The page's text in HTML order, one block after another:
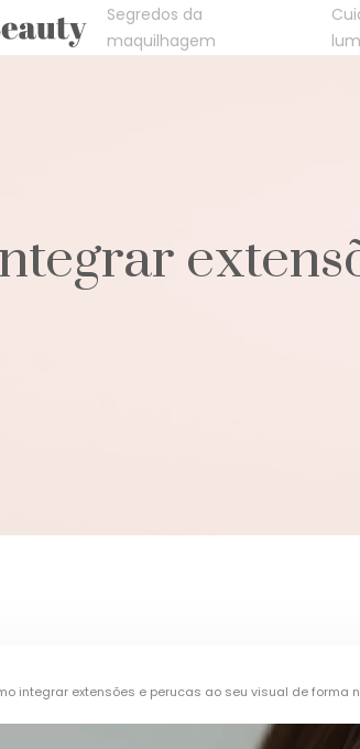
Segredos da
maquilhagem
integrar extensões e perucas ao seu visual de forma